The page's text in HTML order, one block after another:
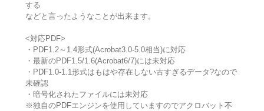
する
などと言ったようなことが出来ます。
<対応PDF>
・PDF1.2～1.4形式(Acrobat3.0-5.0相当)に対応
・最新のPDF1.5/1.6(Acrobat6/7)には未対応
・PDF1.0-1.1形式はもはや存在しない古すぎるデータ?なので
未確認
・暗号化されたファイルには未対応
※独自のPDFエンジンを使用していますのでアクロバット不